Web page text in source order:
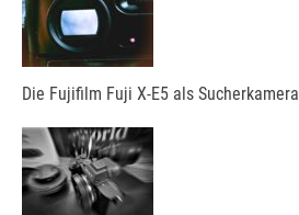
Die Fujifilm Fuji X-E5 als Sucherkamera